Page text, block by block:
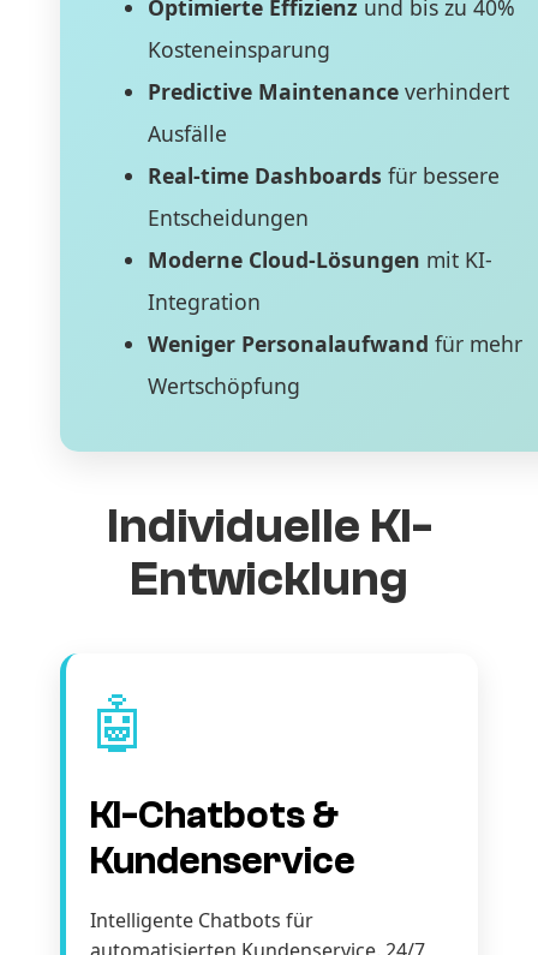
Optimierte Effizienz und bis zu 40%
Kosteneinsparung
Predictive Maintenanceverhindert
Ausfälle
Real-time Dashboards für bessere
Entscheidungen
Moderne Cloud-Lösungen mit KI-
Integration
Weniger Personalaufwand für mehr
Wertschöpfung
Individuelle KI-
Entwicklung
🤖
KI-Chatbots &
Kundenservice
Intelligente Chatbots für